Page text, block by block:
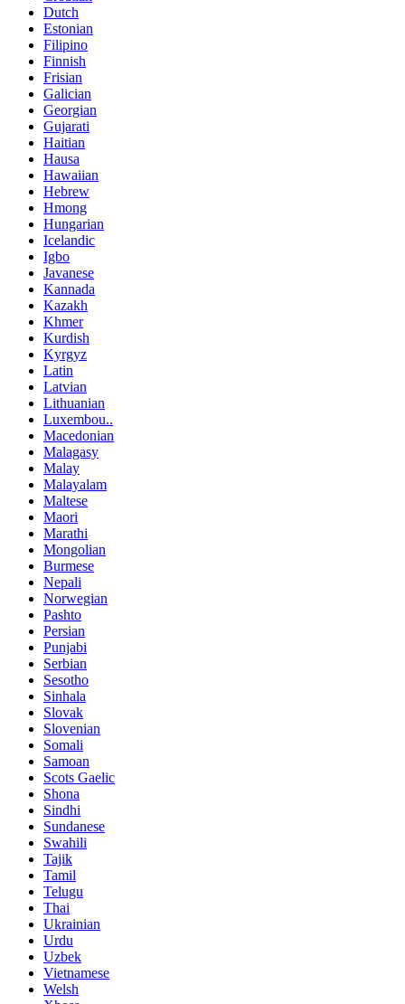
Dutch
Estonian
Filipino
Finnish
Frisian
Galician
Georgian
Gujarati
Haitian
Hausa
Hawaiian
Hebrew
Hmong
Hungarian
Icelandic
Igbo
Javanese
Kannada
Kazakh
Khmer
Kurdish
Kyrgyz
Latin
Latvian
Lithuanian
Luxembou..
Macedonian
Malagasy
Malay
Malayalam
Maltese
Maori
Marathi
Mongolian
Burmese
Nepali
Norwegian
Pashto
Persian
Punjabi
Serbian
Sesotho
Sinhala
Slovak
Slovenian
Somali
Samoan
Scots Gaelic
Shona
Sindhi
Sundanese
Swahili
Tajik
Tamil
Telugu
Thai
Ukrainian
Urdu
Uzbek
Vietnamese
Welsh